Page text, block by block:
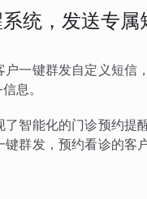
统，发送专
一键群发自定义短
息。
智能化的门诊预约
群发，预约看诊的